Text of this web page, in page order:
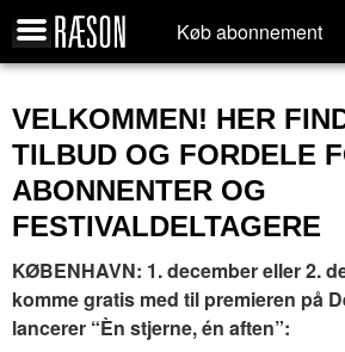
Køb abonnement
VELKOMMEN! HER
TILBUD OG FORDELE
ABONNENTER OG
FESTIVALDELTAGERE
KØBENHAVN: 1. december eller 2.
komme gratis med til premieren på
lancerer “Èn stjerne, én aften”: